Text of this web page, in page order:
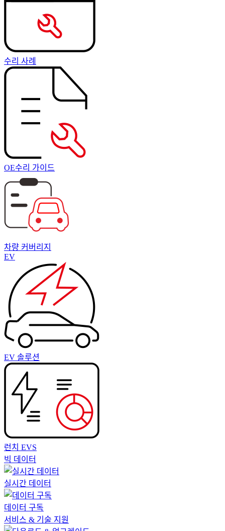
수리 사례
OE수리 가이드
차량 커버리지
EV
EV 솔루션
런치 EVS
빅 데이터
실시간 데이터
데이터 구독
서비스 & 기술 지원